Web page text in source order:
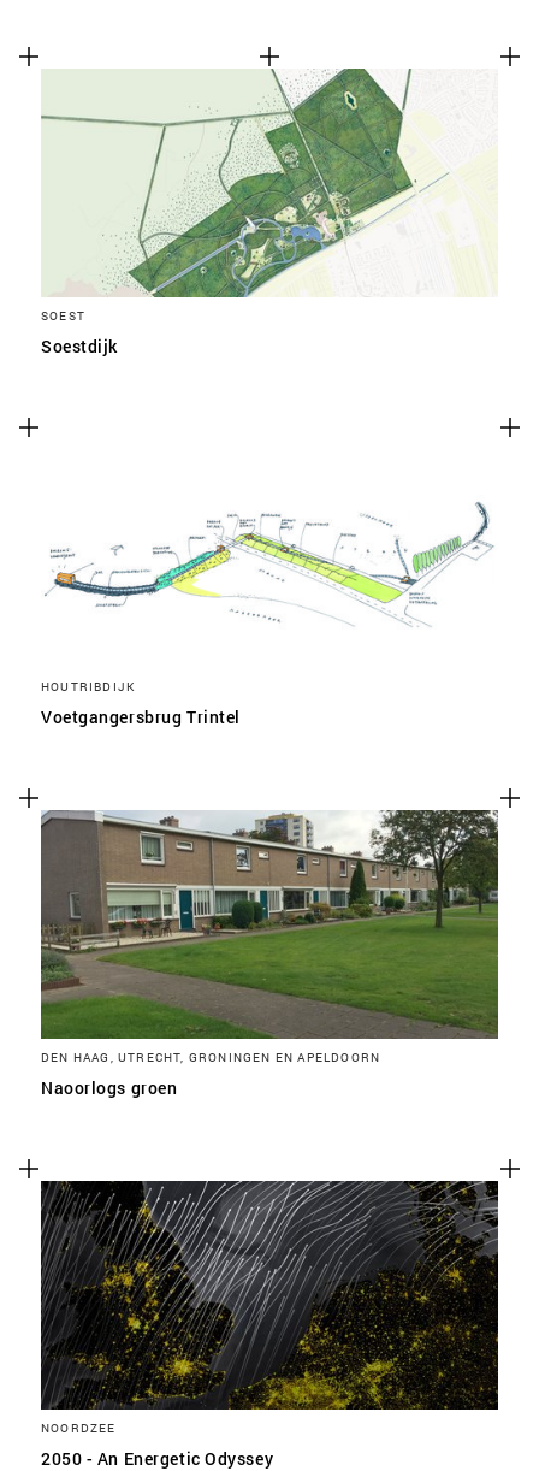
SOEST
Soestdijk
HOUTRIBDIJK
Voetgangersbrug Trintel
DEN HAAG, UTRECHT, GRONINGEN EN APELDOORN
Naoorlogs groen
NOORDZEE
2050 - An Energetic Odyssey